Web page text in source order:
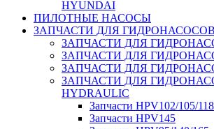
HYUNDAI
ПИЛОТНЫЕ НАСОСЫ
ЗАПЧАСТИ ДЛЯ ГИДРОНАСОСОВ
ЗАПЧАСТИ ДЛЯ
ЗАПЧАСТИ ДЛЯ
ЗАПЧАСТИ ДЛЯ
ЗАПЧАСТИ ДЛЯ
HYDRAULIC
Запчасти HPV102/105/118
Запчасти HPV145